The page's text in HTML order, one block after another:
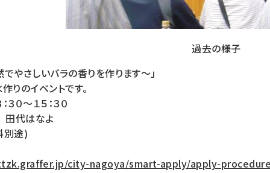
過去の様子
やさしいバラの香りを作ります～」
りのイベントです。
０～１５：３０
田代はなよ
別途)
city-nagoya/smart-apply/apply-